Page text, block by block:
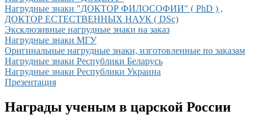
Нагрудные знаки "ДОКТОР ФИЛОСОФИИ" ( PhD ) ,
ДОКТОР ЕСТЕСТВЕННЫХ НАУК ( DSc)
Эксклюзивные нагрудные знаки на заказ
Нагрудные знаки МГУ
Оригинальные нагрудные знаки, изготовленные по заказам
Нагрудные знаки Республики Беларусь
Нагрудные знаки Республики Украина
Презентация
Награды ученым в царской России